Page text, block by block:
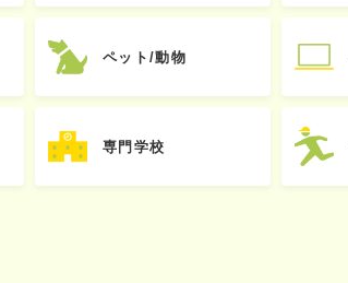
ペット/動物
専門学校